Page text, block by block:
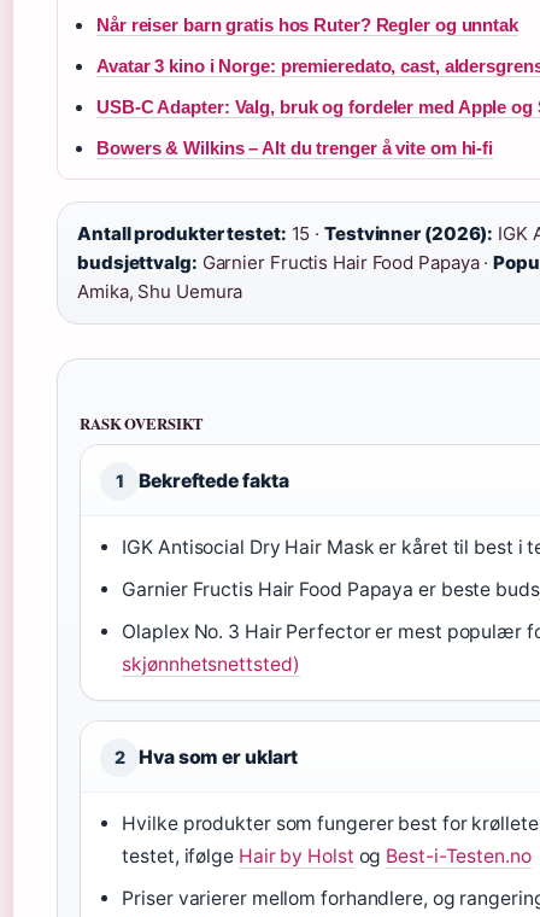
Når reiser barn gratis hos Ruter? Regler og unntak
Avatar 3 kino i Norge: premieredato, cast,
USB-C Adapter: Valg, bruk og fordeler med Apple og
Bowers & Wilkins – Alt du trenger å vite om hi-fi
Antall produkter testet: 15 ·Testvinner (2026): IGK
budsjettvalg: Garnier Fructis Hair Food Papaya ·
Amika, Shu Uemura
RASK OVERSIKT
1 Bekreftede fakta
IGK Antisocial Dry Hair Mask er kåret til best i
Garnier Fructis Hair Food Papaya er beste
Olaplex No. 3 Hair Perfector er mest populær
skjønnhetsnettsted)
2 Hva som er uklart
Hvilke produkter som fungerer best for
testet, ifølge Hair by Holst og Best-i-Testen.no
Priser varierer mellom forhandlere, og